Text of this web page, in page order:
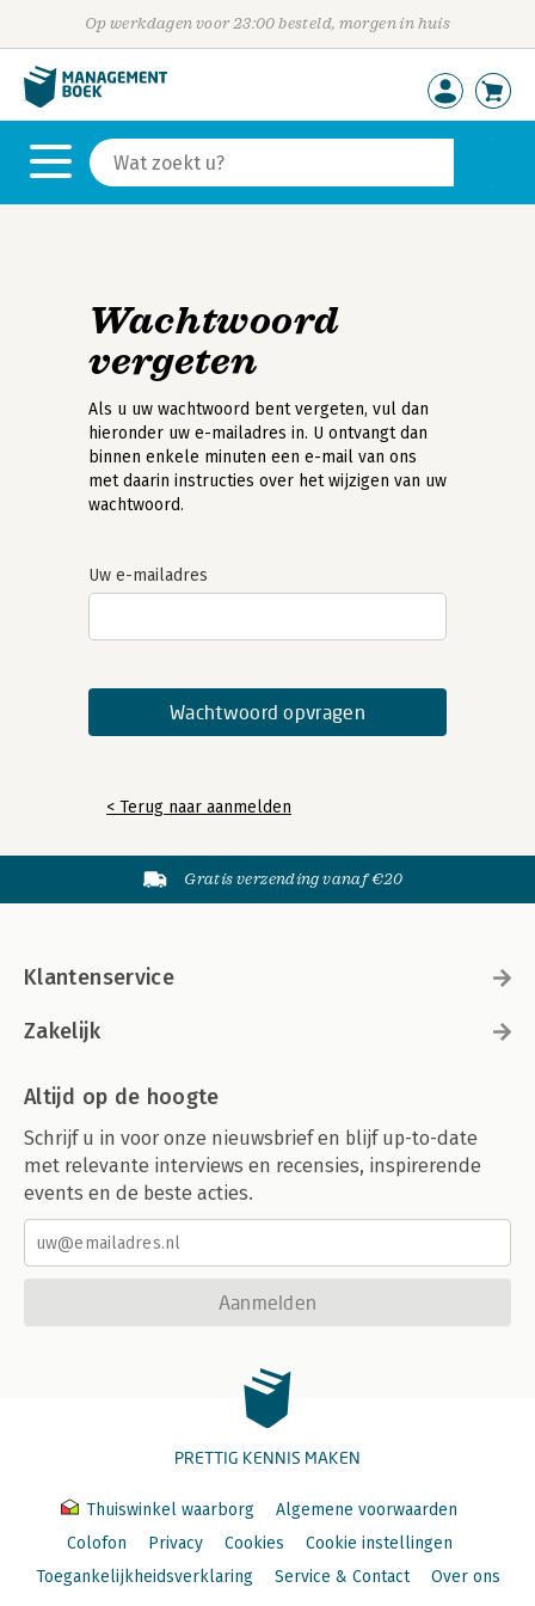
Op werkdagen voor 23:00 besteld, morgen in huis
Wachtwoord
vergeten
Als u uw wachtwoord bent vergeten, vul dan
hieronder uw e-mailadres in. U ontvangt dan
binnen enkele minuten een e-mail van ons
met daarin instructies over het wijzigen van uw
wachtwoord.
Uw e-mailadres
< Terug naar aanmelden
Gratis verzending vanaf €20
Klantenservice
Zakelijk
Altijd op de hoogte
Schrijf u in voor onze nieuwsbrief en blijf up-to-date
met relevante interviews en recensies, inspirerende
events en de beste acties.
Aanmelden
PRETTIG KENNIS MAKEN
Thuiswinkel waarborg
Algemene voorwaarden
Colofon
Privacy Cookies
Cookie instellingen
Toegankelijkheidsverklaring
Service & Contact Over ons